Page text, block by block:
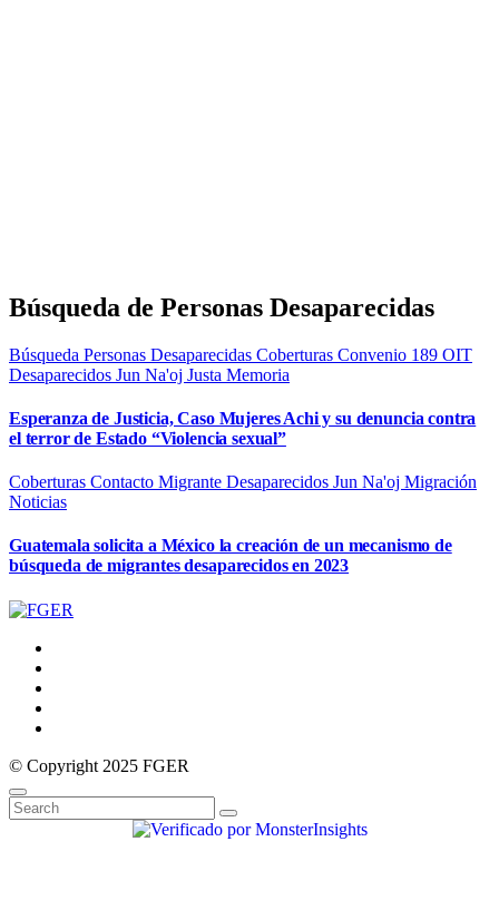
Búsqueda de Personas Desaparecidas
Búsqueda Personas Desaparecidas Coberturas Convenio 189 OIT
Desaparecidos Jun Na'oj Justa Memoria
Esperanza de Justicia, Caso Mujeres Achi y su denuncia contra
el terror de Estado “Violencia sexual”
Coberturas Contacto Migrante Desaparecidos Jun Na'oj Migración
Noticias
Guatemala solicita a México la creación de un mecanismo de
búsqueda de migrantes desaparecidos en 2023
© Copyright 2025 FGER